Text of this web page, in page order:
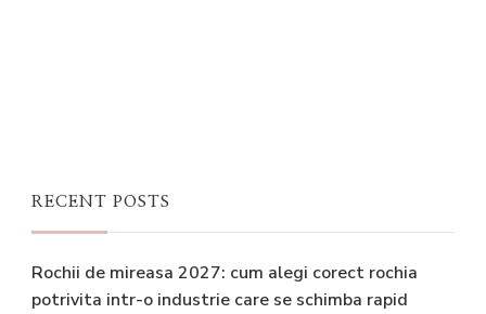
RECENT POSTS
Rochii de mireasa 2027: cum alegi corect rochia
potrivita intr-o industrie care se schimba rapid